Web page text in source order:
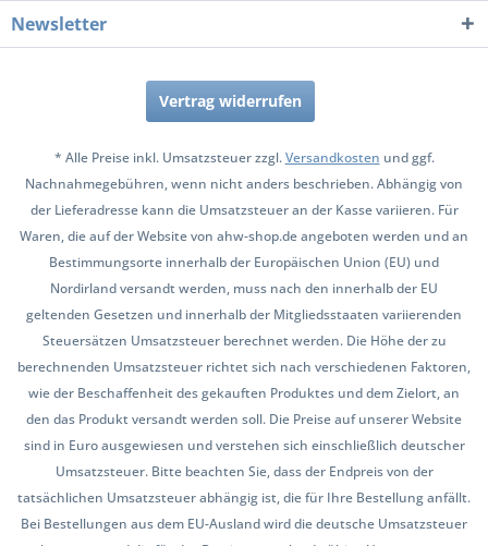
Newsletter
Vertrag widerrufen
* Alle Preise inkl. Umsatzsteuer zzgl.Versandkosten und ggf.
Nachnahmegebühren, wenn nicht anders beschrieben. Abhängig von
der Lieferadresse kann die Umsatzsteuer an der Kasse variieren. Für
Waren, die auf der Website von ahw-shop.de angeboten werden und an
Bestimmungsorte innerhalb der Europäischen Union (EU) und
Nordirland versandt werden, muss nach den innerhalb der EU
geltenden Gesetzen und innerhalb der Mitgliedsstaaten variierenden
Steuersätzen Umsatzsteuer berechnet werden. Die Höhe der zu
berechnenden Umsatzsteuer richtet sich nach verschiedenen Faktoren,
wie der Beschaffenheit des gekauften Produktes und dem Zielort, an
den das Produkt versandt werden soll. Die Preise auf unserer Website
sind in Euro ausgewiesen und verstehen sich einschließlich deutscher
Umsatzsteuer. Bitte beachten Sie, dass der Endpreis von der
tatsächlichen Umsatzsteuer abhängig ist, die für Ihre Bestellung anfällt.
Bei Bestellungen aus dem EU-Ausland wird die deutsche Umsatzsteuer